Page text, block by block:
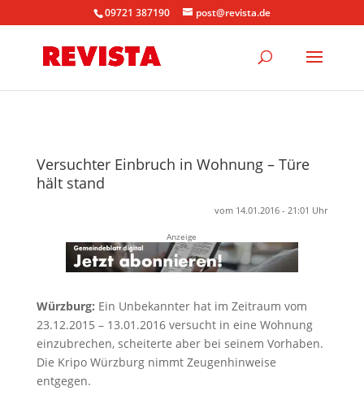
09721 387190 post@revista.de
Versuchter Einbruch in Wohnung – Türe
hält stand
vom 14.01.2016 - 21:01 Uhr
Anzeige
Würzburg: Ein Unbekannter hat im Zeitraum vom
23.12.2015 – 13.01.2016 versucht in eine Wohnung
einzubrechen, scheiterte aber bei seinem Vorhaben.
Die Kripo Würzburg nimmt Zeugenhinweise
entgegen.